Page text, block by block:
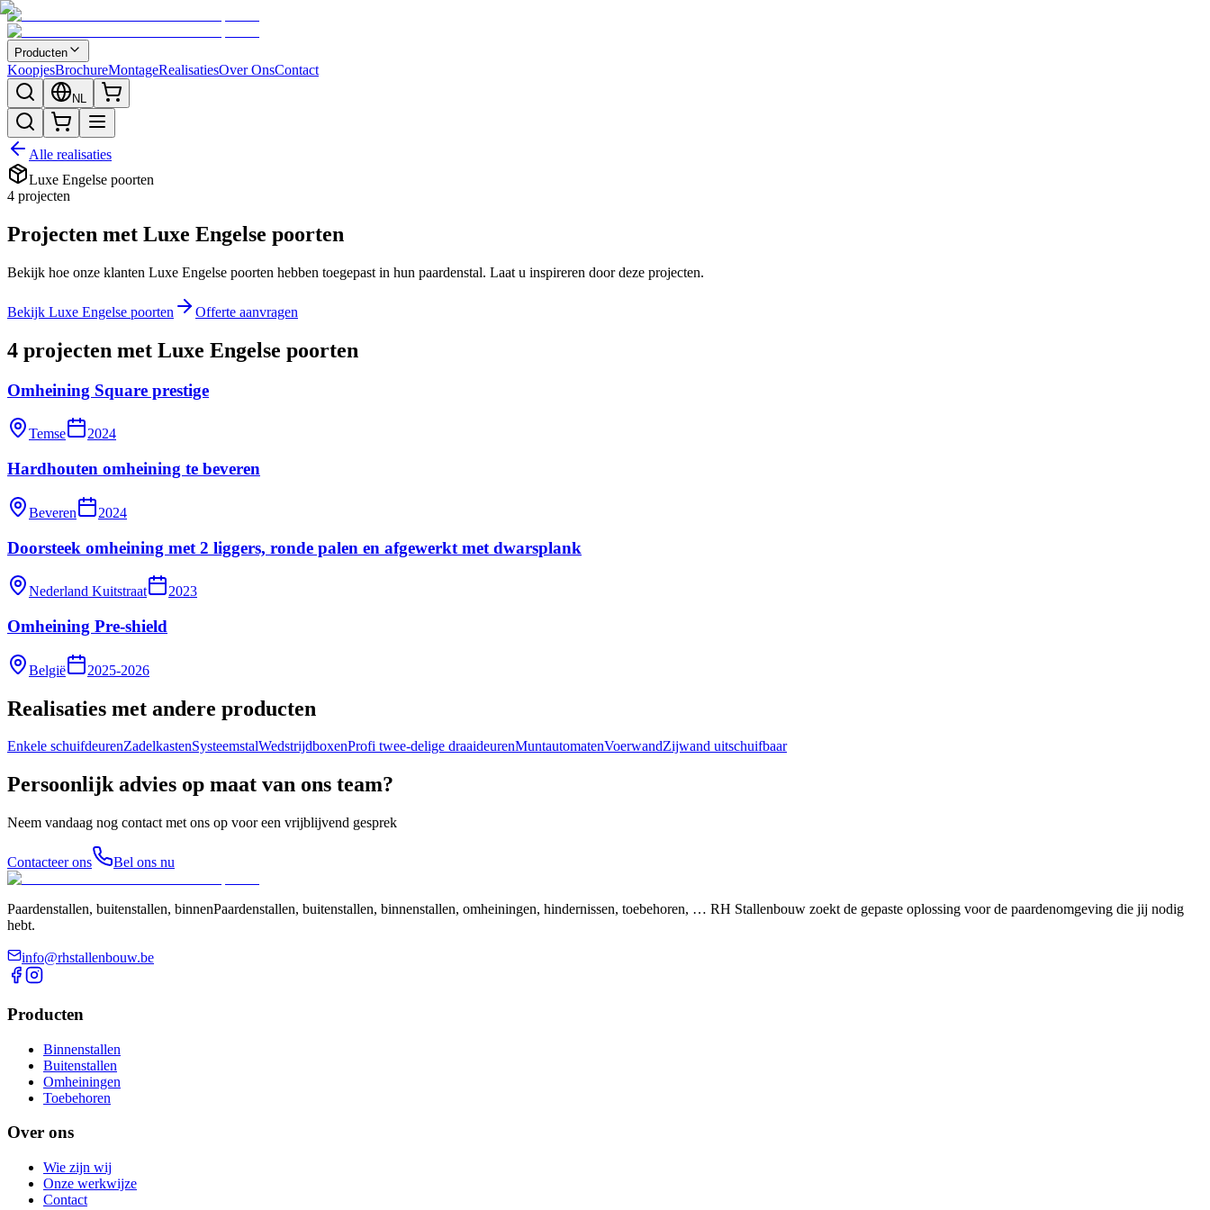
Producten
KoopjesBrochureMontageRealisatiesOver OnsContact
NL
Alle realisaties
Luxe Engelse poorten
4 projecten
Projecten met Luxe Engelse poorten
Bekijk hoe onze klanten Luxe Engelse poorten hebben toegepast in hun paardenstal. Laat u inspireren door deze projecten.
Bekijk Luxe Engelse poorten Offerte aanvragen
4 projecten met Luxe Engelse poorten
Omheining Square prestige
Temse 2024
Hardhouten omheining te beveren
Beveren 2024
Doorsteek omheining met 2 liggers, ronde palen en afgewerkt met dwarsplank
Nederland Kuitstraat 2023
Omheining Pre-shield
België 2025-2026
Realisaties met andere producten
Enkele schuifdeurenZadelkastenSysteemstalWedstrijdboxenProfi twee-delige draaideurenMuntautomatenVoerwandZijwand uitschuifbaar
Persoonlijk advies op maat van ons team?
Neem vandaag nog contact met ons op voor een vrijblijvend gesprek
Contacteer ons Bel ons nu
Paardenstallen, buitenstallen, binnenPaardenstallen, buitenstallen, binnenstallen, omheiningen, hindernissen, toebehoren, … RH Stallenbouw zoekt de gepaste oplossing voor de paardenomgeving die jij nodig
hebt.
info@rhstallenbouw.be
Producten
Binnenstallen
Buitenstallen
Omheiningen
Toebehoren
Over ons
Wie zijn wij
Onze werkwijze
Contact